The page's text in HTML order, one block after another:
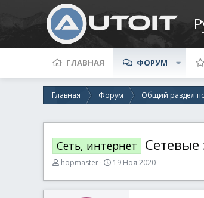
ГЛАВНАЯ ФОРУМ
Главная Форум Общий раздел
Сеть, интернет Сетевые
А
т
hopmaster
Д
т
19 Ноя 2020